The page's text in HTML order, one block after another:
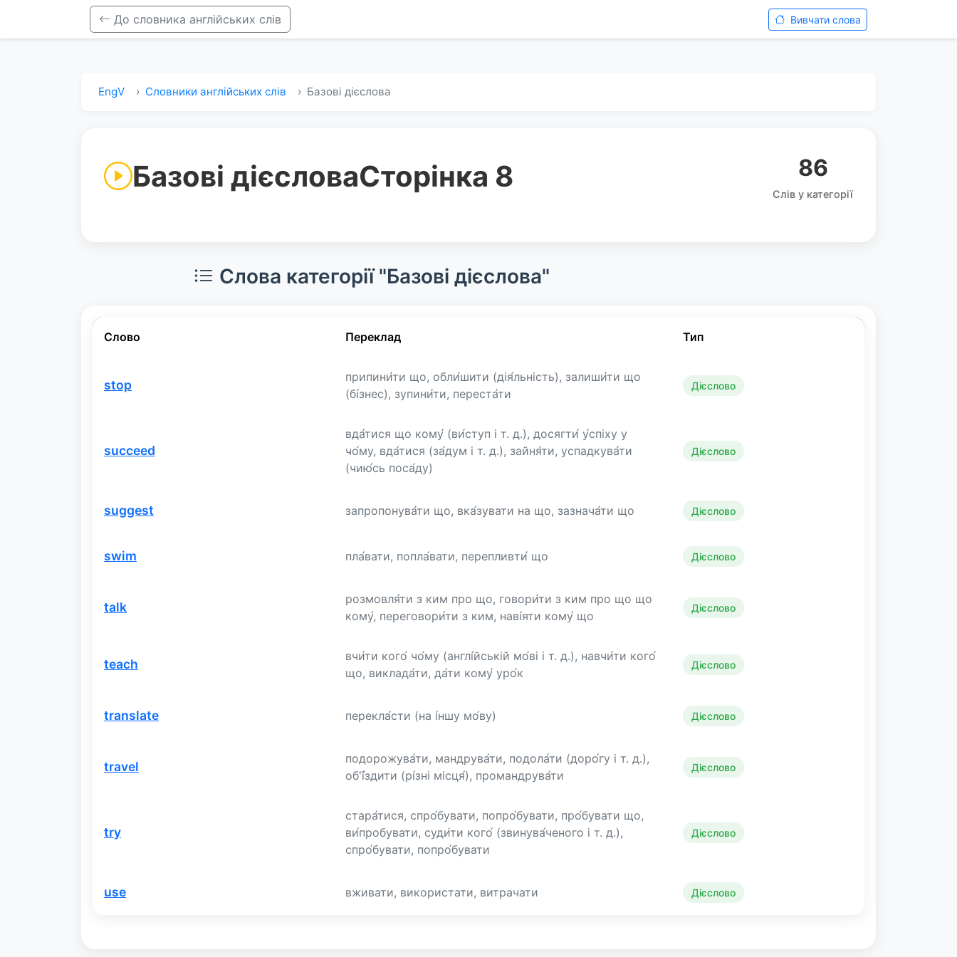
До словника англійських слів Вивчати слова
EngV Словники англійських слів Базові дієслова
Базові дієсловаСторінка 8 86
Слів у категорії
Слова категорії "Базові дієслова"
Слово Переклад Тип
stop
припини́ти що, обли́шити (дія́льність), залиши́ти що
(бі́знес), зупини́ти, переста́ти
Дієслово
succeed
вда́тися що кому́ (ви́ступ і т. д.), досягти́ у́спіху у
чо́му, вда́тися (за́дум і т. д.), зайня́ти, успадкува́ти
(чию́сь поса́ду)
Дієслово
suggest запропонува́ти що, вка́зувати на що, зазнача́ти що Дієслово
swim пла́вати, попла́вати, перепливти́ що Дієслово
talk
розмовля́ти з ким про що, говори́ти з ким про що що
кому́, переговори́ти з ким, наві́яти кому́ що
Дієслово
teach
вчи́ти кого́ чо́му (англі́йській мо́ві і т. д.), навчи́ти кого́
що, виклада́ти, да́ти кому́ уро́к
Дієслово
translate перекла́сти (на і́ншу мо́ву) Дієслово
travel
подорожува́ти, мандрува́ти, подола́ти (доро́гу і т. д.),
об'ї́здити (рі́зні місця́), промандрува́ти
Дієслово
try
стара́тися, спро́бувати, попро́бувати, про́бувати що,
ви́пробувати, суди́ти кого́ (звинува́ченого і т. д.),
спро́бувати, попро́бувати
Дієслово
use вживати, використати, витрачати Дієслово